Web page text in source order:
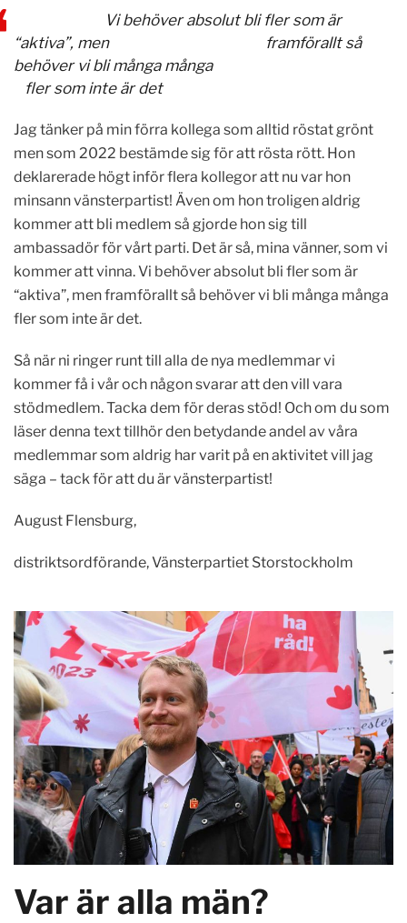
Vi behöver absolut bli fler som är
“aktiva”, men framförallt så
behöver vi blimånga många
flersom inte är det
Jag tänker på min förra kollega som alltid röstat grönt
men som 2022 bestämde sig för att rösta rött. Hon
deklarerade högt inför flera kollegor att nu var hon
minsann vänsterpartist! Även om hon troligen aldrig
kommer att bli medlem så gjorde hon sig till
ambassadör för vårt parti. Det är så, mina vänner, som vi
kommer att vinna. Vi behöver absolut bli fler som är
“aktiva”, men framförallt så behöver vi bli många många
fler som inte är det.
Så när ni ringer runt till alla de nya medlemmar vi
kommer få i vår och någon svarar att den vill vara
stödmedlem. Tacka dem för deras stöd! Och om du som
läser denna text tillhör den betydande andel av våra
medlemmar som aldrig har varit på en aktivitet vill jag
säga – tack för att du är vänsterpartist!
August Flensburg,
distriktsordförande, Vänsterpartiet Storstockholm
Var är alla män?